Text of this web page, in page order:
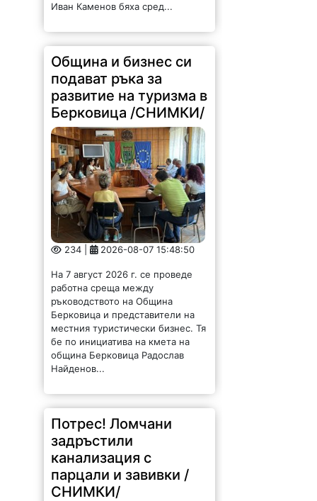
Иван Каменов бяха сред...
Община и бизнес си
подават ръка за
развитие на туризма в
Берковица /СНИМКИ/
234 | 2026-08-07 15:48:50
На 7 август 2026 г. се проведе
работна среща между
ръководството на Община
Берковица и представители на
местния туристически бизнес. Тя
бе по инициатива на кмета на
община Берковица Радослав
Найденов...
Потрес! Ломчани
задръстили
канализация с
парцали и завивки /
СНИМКИ/